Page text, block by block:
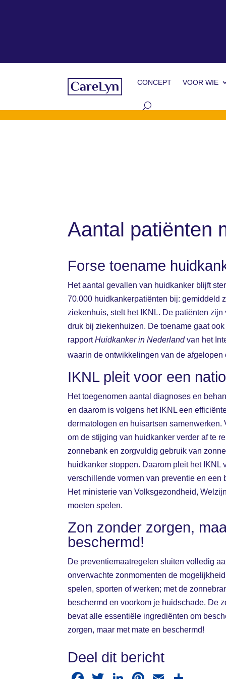
CONCEPT VOOR WIE
Aantal patiënten
Forse toename
Het aantal gevallen van huidkanker blijft
70.000 huidkankerpatiënten bij: gemiddeld
ziekenhuis, stelt het IKNL. De patiënten
druk bij ziekenhuizen. De toename gaat
rapportHuidkanker in Nederlandvan het
waarin de ontwikkelingen van de afgelopen
IKNL pleit voor een
Het toegenomen aantal diagnoses en
en daarom is volgens het IKNL een
dermatologen en huisartsen samenwerken.
om de stijging van huidkanker verder af te
zonnebank en zorgvuldig gebruik van
huidkanker stoppen. Daarom pleit het
verschillende vormen van preventie en een
Het ministerie van Volksgezondheid,
moeten spelen.
Zon zonder zorgen,
beschermd!
De preventiemaatregelen sluiten volledig
onverwachte zonmomenten de
spelen, sporten of werken; met de
beschermd en voorkom je huidschade. De
bevat alle essentiële ingrediënten om
zorgen, maar met mate en beschermd!
Deel dit bericht